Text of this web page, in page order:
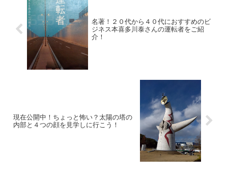
名著！２０代から４０代におすすめのビ
ジネス本喜多川泰さんの運転者をご紹
介！
現在公開中！ちょっと怖い？太陽の塔の
内部と４つの顔を見学しに行こう！